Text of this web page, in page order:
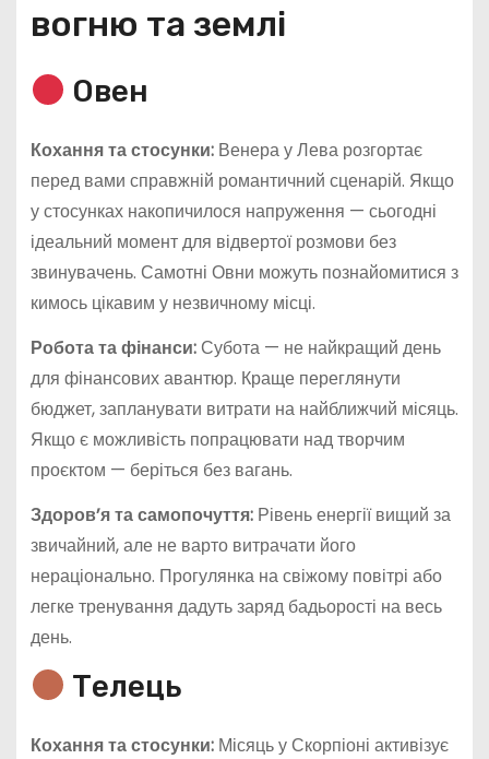
вогню та землі
Овен
Кохання та стосунки:Венера у Лева розгортає
перед вами справжній романтичний сценарій. Якщо
у стосунках накопичилося напруження — сьогодні
ідеальний момент для відвертої розмови без
звинувачень. Самотні Овни можуть познайомитися з
кимось цікавим у незвичному місці.
Робота та фінанси:Субота — не найкращий день
для фінансових авантюр. Краще переглянути
бюджет, запланувати витрати на найближчий місяць.
Якщо є можливість попрацювати над творчим
проєктом — беріться без вагань.
Здоров’я та самопочуття:Рівень енергії вищий за
звичайний, але не варто витрачати його
нераціонально. Прогулянка на свіжому повітрі або
легке тренування дадуть заряд бадьорості на весь
день.
Телець
Кохання та стосунки:Місяць у Скорпіоні активізує